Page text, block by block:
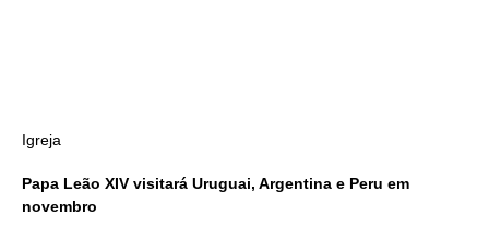
Igreja
Papa Leão XIV visitará Uruguai, Argentina e Peru em
novembro